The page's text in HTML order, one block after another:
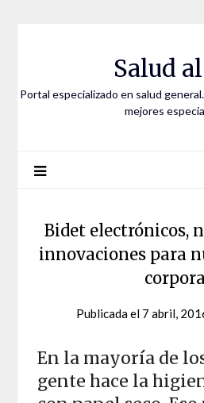
Salud
Portal especializado en salud
mejores
Bidet electrónicos,
innovaciones para
Publicada el 7 abril,
En la mayoría de
gente hace la